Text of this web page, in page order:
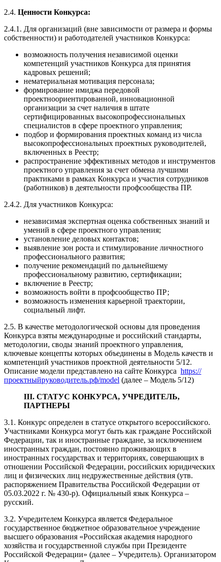
2.4. Ценности Конкурса:
2.4.1. Для организаций (вне зависимости от размера и формы
собственности) и работодателей участников Конкурса:
возможность получения независимой оценки
компетенций участников Конкурса для принятия
кадровых решений;
нематериальная мотивация персонала;
формирование имиджа передовой
проектноориентированной, инновационной
организации за счет наличия в штате
сертифицированных высокопрофессиональных
специалистов в сфере проектного управления;
подбор и формирования проектных команд из числа
высокопрофессиональных проектных руководителей,
включенных в Реестр;
распространение эффективных методов и инструментов
проектного управления за счет обмена лучшими
практиками в рамках Конкурса и участия сотрудников
(работников) в деятельности профсообщества ПР.
2.4.2. Для участников Конкурса:
независимая экспертная оценка собственных знаний и
умений в сфере проектного управления;
установление деловых контактов;
выявление зон роста и стимулирование личностного
профессионального развития;
получение рекомендаций по дальнейшему
профессиональному развитию, сертификации;
включение в Реестр;
возможность войти в профсообщество ПР;
возможность изменения карьерной траектории,
социальный лифт.
2.5. В качестве методологической основы для проведения
Конкурса взяты международные и российский стандарты,
методологии, своды знаний проектного управления,
ключевые концепты которых объединены в Модель качеств и
компетенций участников проектной деятельности 5/12.
Описание модели представлено на сайте Конкурса https://
проектныйруководитель.рф/model (далее – Модель 5/12)
III. СТАТУС КОНКУРСА, УЧРЕДИТЕЛЬ,
ПАРТНЕРЫ
3.1. Конкурс определен в статусе открытого всероссийского.
Участниками Конкурса могут быть как граждане Российской
Федерации, так и иностранные граждане, за исключением
иностранных граждан, постоянно проживающих в
иностранных государствах и территориях, совершающих в
отношении Российской Федерации, российских юридических
лиц и физических лиц недружественные действия (утв.
распоряжением Правительства Российской Федерации от
05.03.2022 г. № 430-р). Официальный язык Конкурса –
русский.
3.2. Учредителем Конкурса является Федеральное
государственное бюджетное образовательное учреждение
высшего образования «Российская академия народного
хозяйства и государственной службы при Президенте
Российской Федерации» (далее – Учредитель). Организатором